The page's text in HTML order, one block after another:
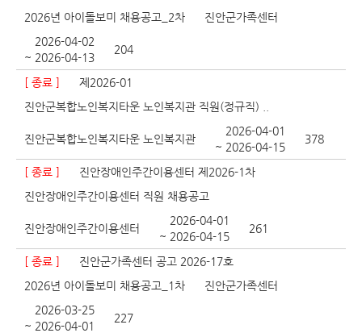
2026년 아이돌보미 채용공고_2차
진안군가족센터
2026-04-02
~ 2026-04-13
204
[ 종료 ]
제2026-01
진안군복합노인복지타운 노인복지관 직원(정규직) ..
진안군복합노인복지타운 노인복지관
2026-04-01
~ 2026-04-15
378
[ 종료 ]
진안장애인주간이용센터 제2026-1차
진안장애인주간이용센터 직원 채용공고
진안장애인주간이용센터
2026-04-01
~ 2026-04-15
261
[ 종료 ]
진안군가족센터 공고 2026-17호
2026년 아이돌보미 채용공고_1차
진안군가족센터
2026-03-25
~ 2026-04-01
227